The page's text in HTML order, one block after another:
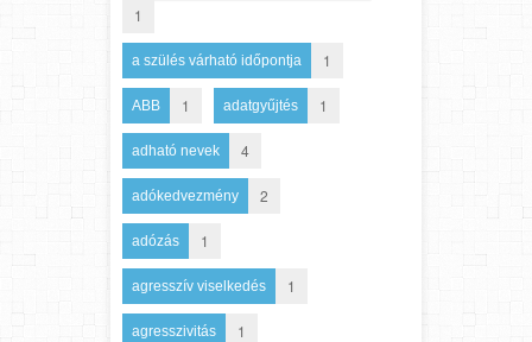
1
a szülés várható időpontja 1
ABB 1 adatgyűjtés 1
adható nevek 4
adókedvezmény 2
adózás 1
agresszív viselkedés 1
agresszivitás 1